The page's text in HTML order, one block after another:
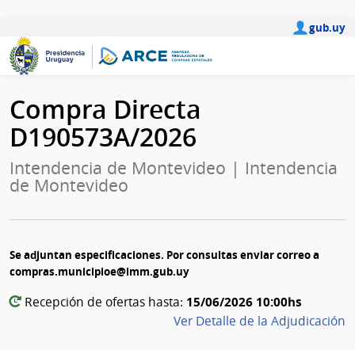
gub.uy
Compra Directa
D190573A/2026
Intendencia de Montevideo | Intendencia
de Montevideo
Se adjuntan especificaciones. Por consultas enviar correo a
compras.municipioe@imm.gub.uy
Recepción de ofertas hasta: 15/06/2026 10:00hs
Ver Detalle de la Adjudicación